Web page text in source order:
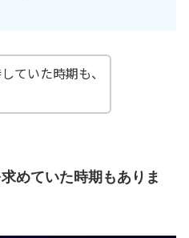
ていた時期も、
めていた時期もありま